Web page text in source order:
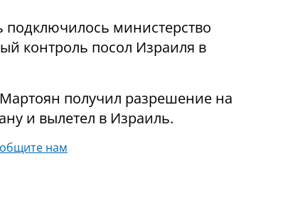
министерство
контроль посол Израиля в
Мартоян получил разрешение на
и вылетел в Израиль.
нам